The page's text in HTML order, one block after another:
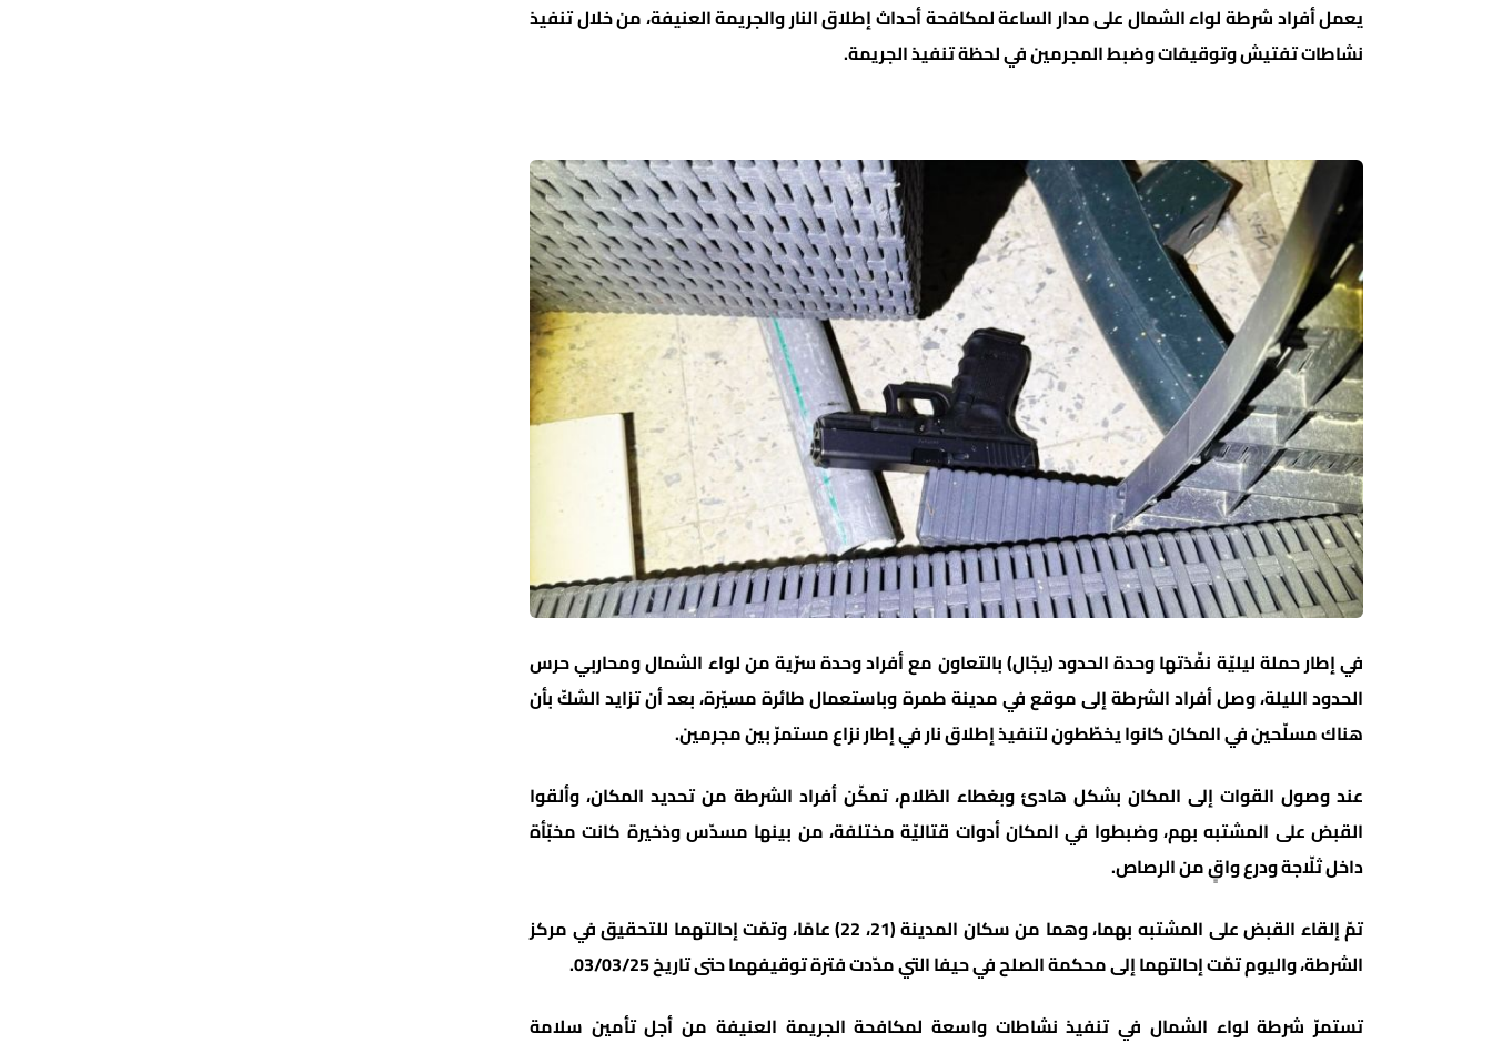
يعمل أفراد شرطة لواء الشمال على مدار الساعة لمكافحة أحداث إطلاق النار والجريمة العنيفة، من خلال تنفيذ
نشاطات تفتيش وتوقيفات وضبط المجرمين في لحظة تنفيذ الجريمة.
في إطار حملة ليليّة نفّذتها وحدة الحدود (يجّال) بالتعاون مع أفراد وحدة سرّية من لواء الشمال ومحاربي حرس
الحدود الليلة، وصل أفراد الشرطة إلى موقع في مدينة طمرة وباستعمال طائرة مسيّرة، بعد أن تزايد الشكّ بأن
هناك مسلّحين في المكان كانوا يخطّطون لتنفيذ إطلاق نار في إطار نزاع مستمرّ بين مجرمين.
عند وصول القوات إلى المكان بشكل هادئ وبغطاء الظلام، تمكّن أفراد الشرطة من تحديد المكان، وألقوا
القبض على المشتبه بهم، وضبطوا في المكان أدوات قتاليّة مختلفة، من بينها مسدّس وذخيرة كانت مخبّأة
داخل ثلّاجة ودرع واقٍ من الرصاص.
تمّ إلقاء القبض على المشتبه بهما، وهما من سكان المدينة (21، 22) عامًا، وتمّت إحالتهما للتحقيق في مركز
الشرطة، واليوم تمّت إحالتهما إلى محكمة الصلح في حيفا التي مدّدت فترة توقيفهما حتى تاريخ 03/03/25.
تستمرّ شرطة لواء الشمال في تنفيذ نشاطات واسعة لمكافحة الجريمة العنيفة من أجل تأمين سلامة